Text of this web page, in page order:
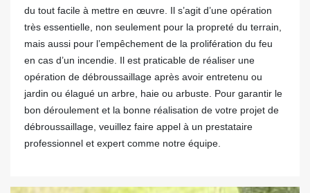
du tout facile à mettre en œuvre. Il s’agit d’une opération
très essentielle, non seulement pour la propreté du terrain,
mais aussi pour l’empêchement de la prolifération du feu
en cas d’un incendie. Il est praticable de réaliser une
opération de débroussaillage après avoir entretenu ou
jardin ou élagué un arbre, haie ou arbuste. Pour garantir le
bon déroulement et la bonne réalisation de votre projet de
débroussaillage, veuillez faire appel à un prestataire
professionnel et expert comme notre équipe.